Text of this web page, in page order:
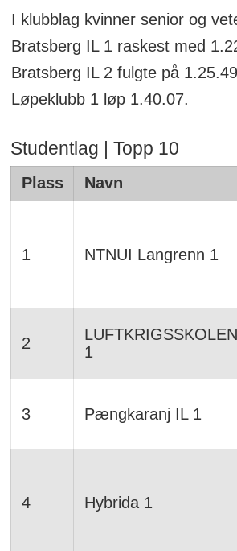
I klubblag kvinner senior og
Bratsberg IL 1 raskest med
Bratsberg IL 2 fulgte på
Løpeklubb 1 løp 1.40.07.
Studentlag | Topp 10
Plass Navn
1 NTNUI Langrenn 1
2
LUFTKRIGSSKOLEN
1
3 Pængkaranj IL 1
4 Hybrida 1